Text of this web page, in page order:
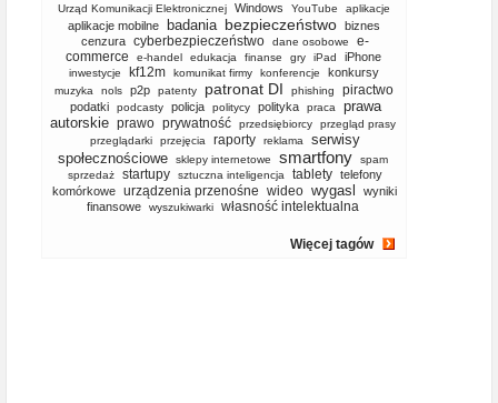
Urząd Komunikacji Elektronicznej Windows YouTube aplikacje
aplikacje mobilne badania bezpieczeństwo biznes
cenzura cyberbezpieczeństwo dane osobowe
e-
commerce
e-handel edukacja finanse gry iPad iPhone
inwestycje kf12m komunikat firmy konferencje konkursy
muzyka nols p2p patenty patronat DI phishing piractwo
podatki podcasty policja politycy polityka praca
prawa
autorskie prawo prywatność przedsiębiorcy
przegląd prasy
przeglądarki
przejęcia raporty reklama
serwisy
społecznościowe
sklepy internetowe smartfony
spam
sprzedaż
startupy sztuczna inteligencja tablety telefony
komórkowe
urządzenia przenośne wideo wygasl
wyniki
finansowe
wyszukiwarki własność intelektualna
Więcej tagów